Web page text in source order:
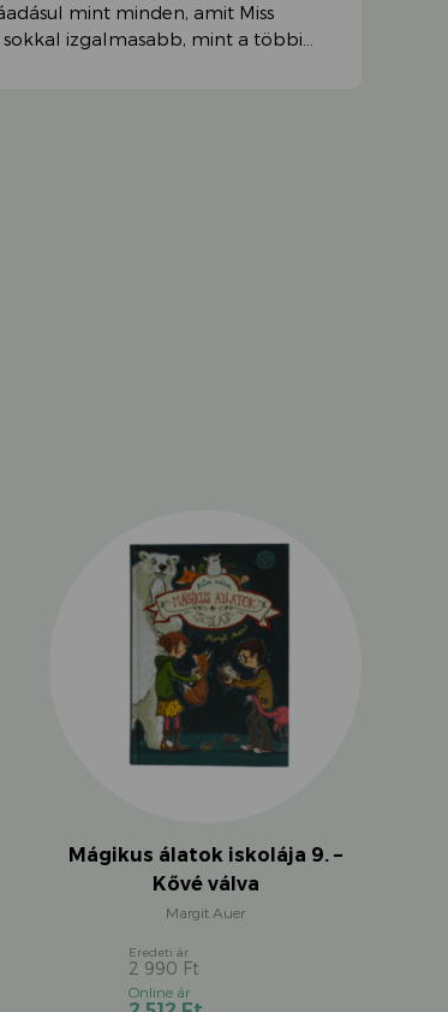
mint minden, amit Miss
izgalmasabb, mint a többi…
Mágikus álatok iskolája 9. –
Kővé válva
Margit Auer
2 990 Ft
Original